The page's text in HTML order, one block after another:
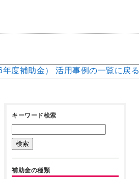
度補助金） 活用事例の一覧に戻る
キーワード検索
補助金の種類